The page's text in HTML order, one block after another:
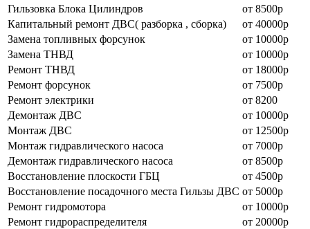
Гильзовка Блока Цилиндров
от 8500р
Капитальный ремонт ДВС( разборка , сборка)
от 40000р
Замена топливных форсунок
от 10000р
Замена ТНВД
от 10000р
Ремонт ТНВД
от 18000р
Ремонт форсунок
от 7500р
Ремонт электрики
от 8200
Демонтаж ДВС
от 10000р
Монтаж ДВС
от 12500р
Монтаж гидравлического насоса
от 7000р
Демонтаж гидравлического насоса
от 8500р
Восстановление плоскости ГБЦ
от 4500р
Восстановление посадочного места Гильзы ДВС от 5000р
Ремонт гидромотора
от 10000р
Ремонт гидрораспределителя
от 20000р